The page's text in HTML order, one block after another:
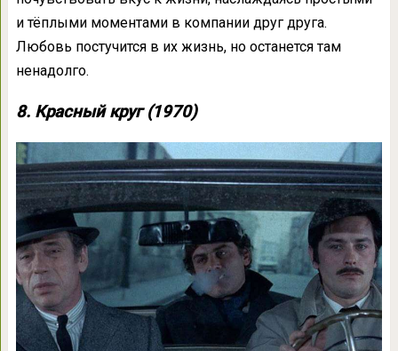
и тёплыми моментами в компании друг друга.
Любовь постучится в их жизнь, но останется там
ненадолго.
8. Красный круг (1970)